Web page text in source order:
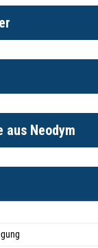
aus Neodym